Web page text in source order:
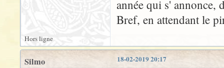
année qui s' annonce,
Bref, en attendant le
Hors ligne
18-02-2019 20:17
Silmo